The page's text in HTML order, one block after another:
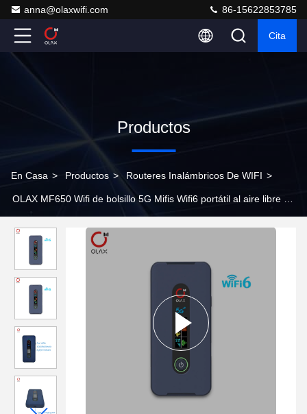
anna@olaxwifi.com 86-15622853785
Cita
Productos
En Casa > Productos > Routeres Inalámbricos De WIFI >
OLAX MF650 Wifi de bolsillo 5G Mifis Wifi6 portátil al aire libre 4G